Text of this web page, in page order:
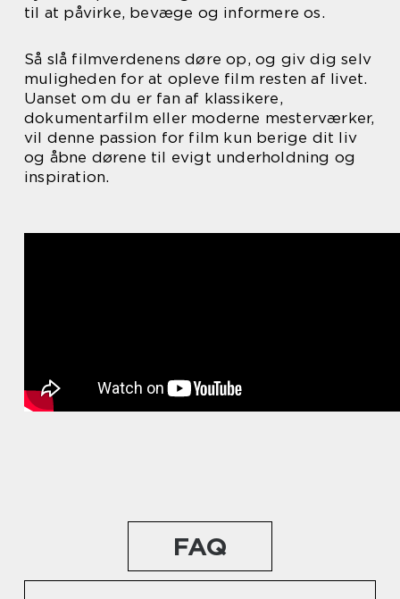
til at påvirke, bevæge og informere os.
Så slå filmverdenens døre op, og giv dig selv
muligheden for at opleve film resten af livet.
Uanset om du er fan af klassikere,
dokumentarfilm eller moderne mesterværker,
vil denne passion for film kun berige dit liv
og åbne dørene til evigt underholdning og
inspiration.
FAQ